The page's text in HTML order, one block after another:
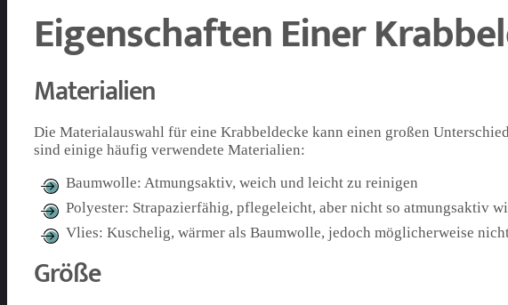
Eigenschaften Einer
Materialien
Die Materialauswahl für eine Krabbeldecke kann einen großen
sind einige häufig verwendete Materialien:
Baumwolle: Atmungsaktiv, weich und leicht zu reinigen
Polyester: Strapazierfähig, pflegeleicht, aber nicht so atmungsaktiv
Vlies: Kuschelig, wärmer als Baumwolle, jedoch möglicherweise
Größe